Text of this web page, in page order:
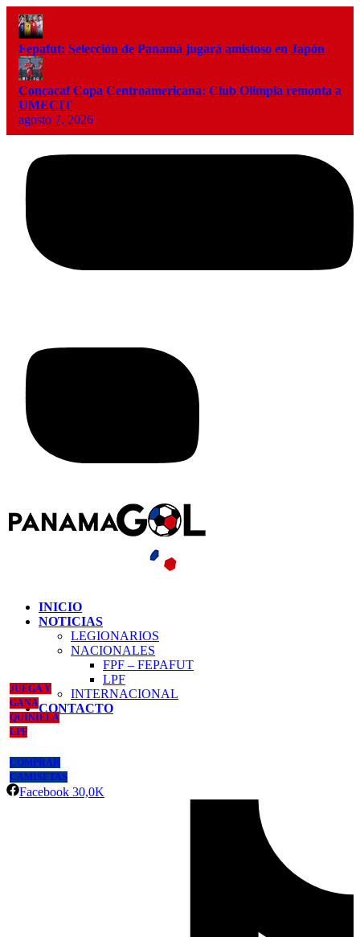
Fepafut: Selección de Panamá jugará amistoso en Japón
Concacaf Copa Centroamericana: Club Olimpia remonta a
UMECIT
agosto 7, 2026
INICIO
NOTICIAS
LEGIONARIOS
NACIONALES
FPF – FEPAFUT
LPF
INTERNACIONAL
CONTACTO
JUEGA Y
GANA
QUINIELA
LPF
COMPRAR
CAMISETAS
Facebook 30,0K